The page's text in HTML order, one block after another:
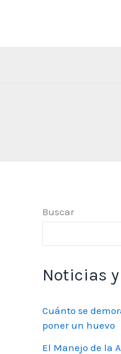
Buscar
Noticias
Cuánto se
poner un huevo
El Manejo de la